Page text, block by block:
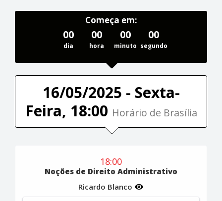
Começa em:
00
dia
00
hora
00
minuto
00
segundo
16/05/2025 - Sexta-
Feira, 18:00 Horário de Brasília
18:00
Noções de Direito Administrativo
Ricardo Blanco